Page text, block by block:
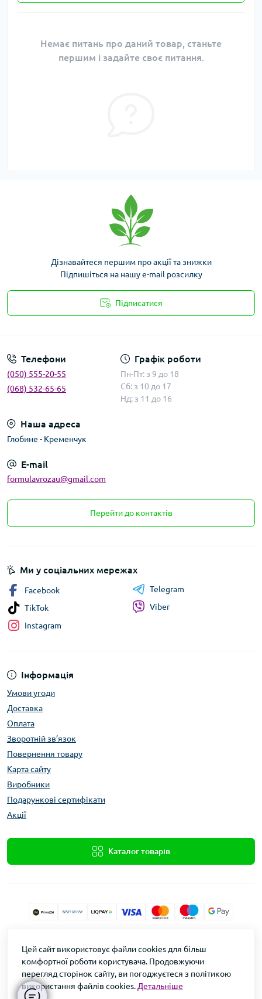
Немає питань про даний товар, станьте
першим і задайте своє питання.
Дізнавайтеся першим про акції та знижки
Підпишіться на нашу e-mail розсилку
Підписатися
Телефони
(050) 555-20-55
(068) 532-65-65
Графік роботи
Пн-Пт: з 9 до 18
Сб: з 10 до 17
Нд: з 11 до 16
Наша адреса
Глобине - Кременчук
E-mail
formulavrozau@gmail.com
Перейти до контактів
Інформація
Умови угоди
Доставка
Оплата
Зворотній зв’язок
Повернення товару
Карта сайту
Виробники
Подарункові сертифікати
Акції
Каталог товарів
Ми у соціальних мережах
Facebook
TikTok
Instagram
Telegram
Viber
Формула Врожаю © 2026
Цей сайт використовує файли cookies для більш
комфортної роботи користувача. Продовжуючи
перегляд сторінок сайту, ви погоджуєтеся з політикою
використання файлів cookies. Детальніше